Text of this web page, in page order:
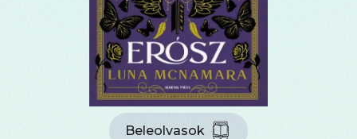
Beleolvasok